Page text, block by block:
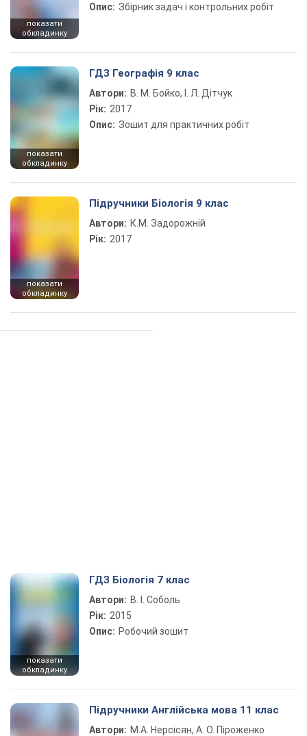
показати
обкладинку
Опис: Збірник задач і контрольних робіт
показати
обкладинку
ГДЗ Географія 9 клас
Автори: В. М. Бойко, І. Л. Дітчук
Рік: 2017
Опис: Зошит для практичних робіт
показати
обкладинку
Підручники Біологія 9 клас
Автори: К.М. Задорожній
Рік: 2017
показати
обкладинку
ГДЗ Біологія 7 клас
Автори: В. І. Соболь
Рік: 2015
Опис: Робочий зошит
Підручники Англійська мова 11 клас
Автори: М.А. Нерсісян, А. О. Піроженко